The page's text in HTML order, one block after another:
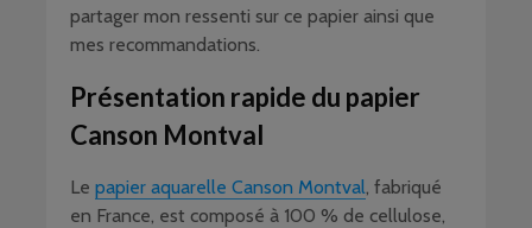
partager mon ressenti sur ce papier ainsi que
mes recommandations.
Présentation rapide du papier
Canson Montval
Le papier aquarelle Canson Montval, fabriqué
en France, est composé à 100 % de cellulose,